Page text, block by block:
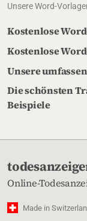
Unsere Word-
Kostenlose
Kostenlose
Unsere
Die schönsten
Beispiele
Online-
Made in